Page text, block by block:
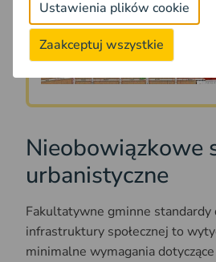
Play
Nieobowiązkowe
urbanistyczne
Fakultatywne gminne standardy
infrastruktury społecznej to
minimalne wymagania
Ustawienia plików cookie
Zaakceptuj wszystkie